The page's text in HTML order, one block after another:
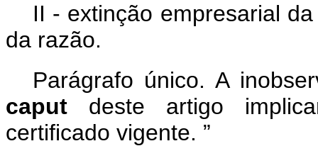
II - extinção empresarial
da razão.
Parágrafo único. A
caput deste artigo
certificado vigente. ”